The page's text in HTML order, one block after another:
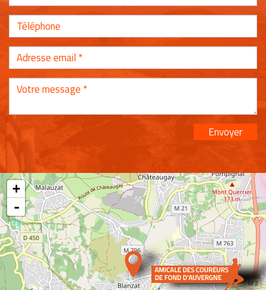
Envoyer
+
-